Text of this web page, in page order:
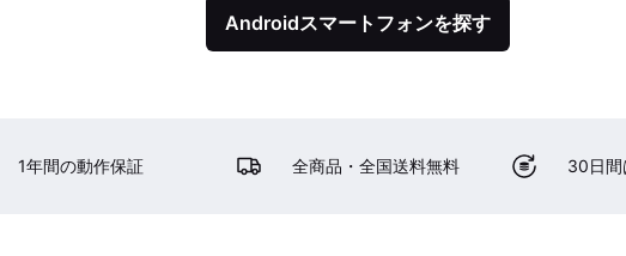
Androidスマートフォンを探す
1年間の動作保証 全商品・全国送料無料 30日間